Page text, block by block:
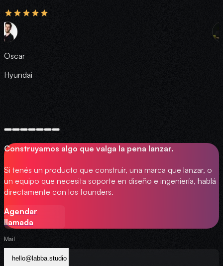
Oscar
Hyundai
Construyamos algo que valga la pena lanzar.
Si tenés un producto que construir, una marca que lanzar, o
un equipo que necesita soporte en diseño e ingeniería, hablá
directamente con los founders.
Agendar
llamada
Mail
hello@labba.studio